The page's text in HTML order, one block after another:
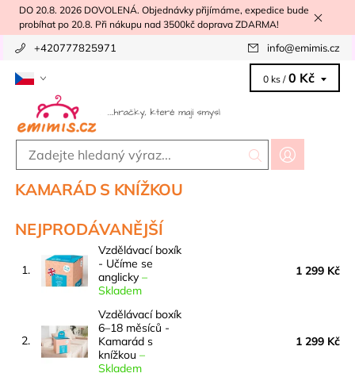
DO 20.8. 2026 DOVOLENÁ. Objednávky přijímáme, expedice bude
probíhat po 20.8. Při nákupu nad 3500kč doprava ZDARMA!
+420777825971 info@emimis.cz
0 ks / 0 Kč
KAMARÁD S KNÍŽKOU
NEJPRODÁVANĚJŠÍ
1.
Vzdělávací boxík
- Učíme se
anglicky –
Skladem
1 299 Kč
2.
Vzdělávací boxík
6–18 měsíců -
Kamarád s
knížkou –
Skladem
1 299 Kč